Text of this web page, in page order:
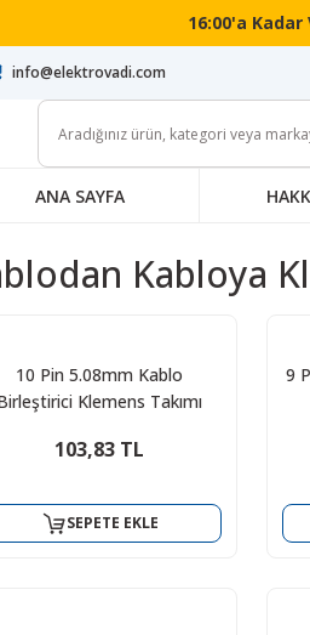
16:00'a
info@elektrovadi.com
ANA SAYFA
Kabloya
10 Pin 5.08mm Kablo
Klemens Takımı
103,83 TL
SEPETE EKLE
9